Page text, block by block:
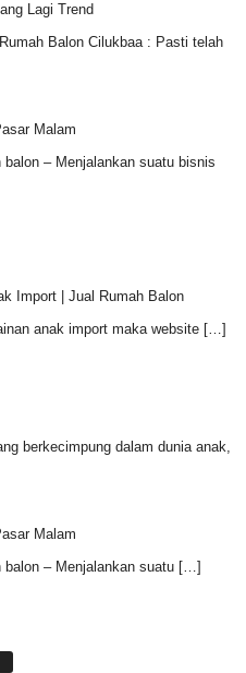
Lagi Trend
Balon Cilukbaa : Pasti telah
Malam
balon – Menjalankan suatu bisnis
Import | Jual Rumah Balon
anak import maka website […]
berkecimpung dalam dunia anak,
Malam
– Menjalankan suatu […]